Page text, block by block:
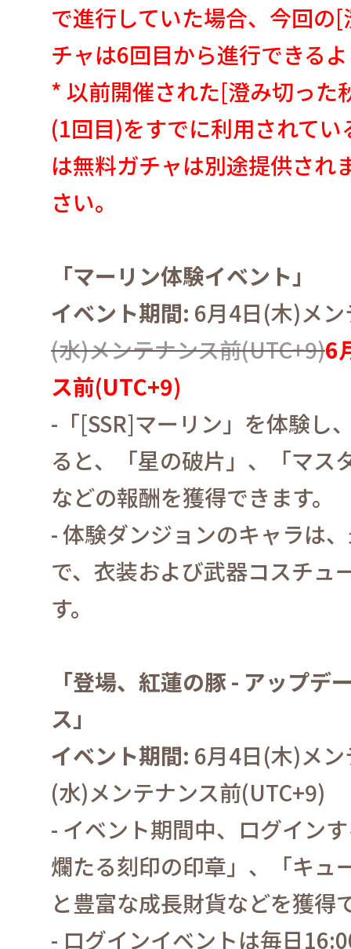
で進行していた場合、今回の[
チャは6回目から進行できる
* 以前開催された[澄み切った
(1回目)をすでに利用されて
は無料ガチャは別途提供され
さい。
「マーリン体験イベント」
イベント期間: 6月4日(木)メ
(水)メンテナンス前(UTC+9)6
ス前(UTC+9)
- 「[SSR]マーリン」を体験し
ると、「星の破片」、「マス
などの報酬を獲得できます。
-体験ダンジョンのキャラは
で、衣装および武器コスチュ
す。
「登場、紅蓮の豚- アップデ
ス」
イベント期間: 6月4日(木)メ
(水)メンテナンス前(UTC+9)
- イベント期間中、ログイン
爛たる刻印の印章」、「キュ
と豊富な成長財貨などを獲得
- ログインイベントは毎日